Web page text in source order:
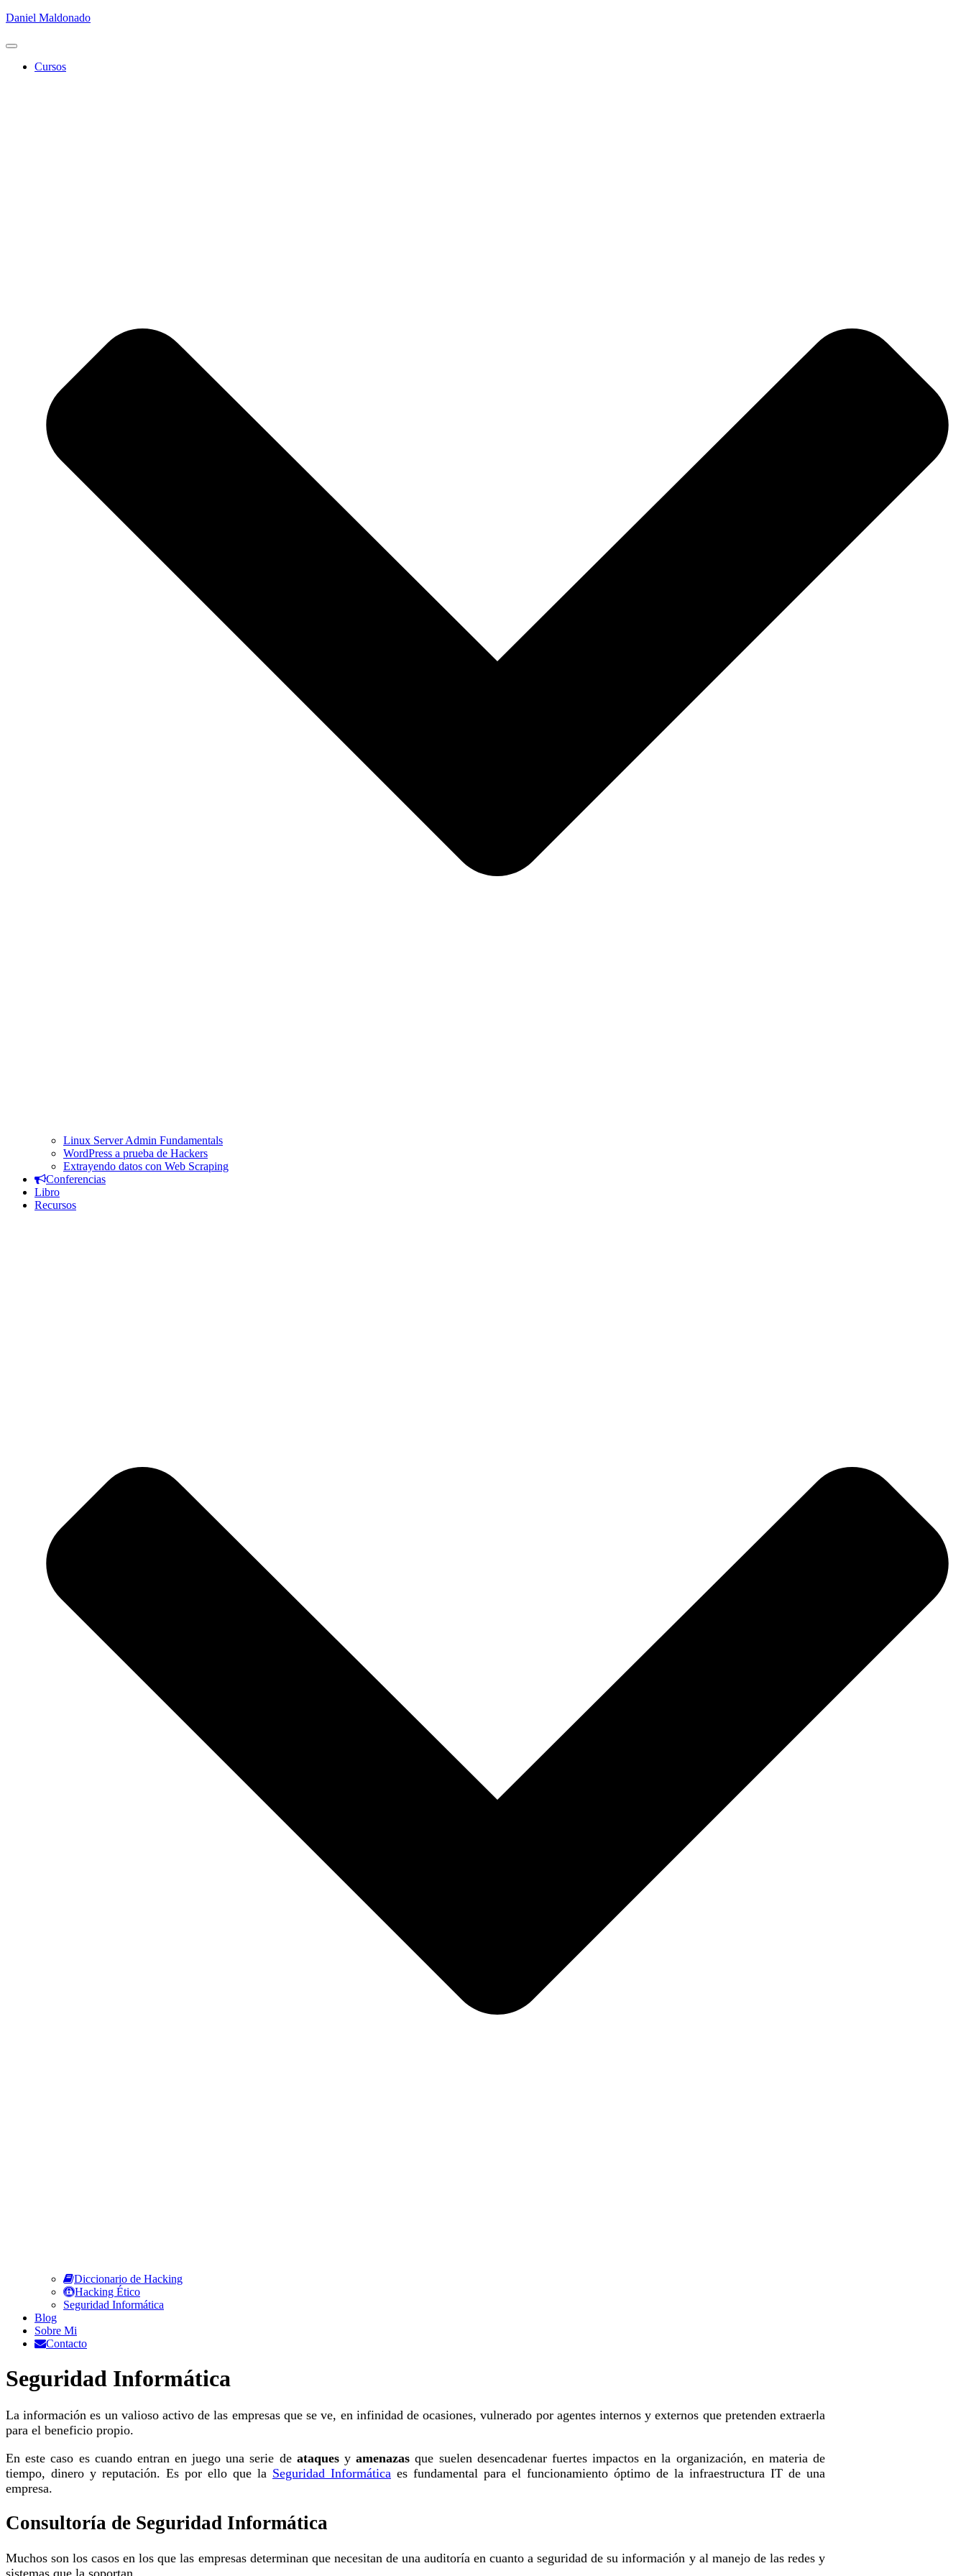
Daniel Maldonado
Cambiar
Cursos
Linux Server Admin Fundamentals
WordPress a prueba de Hackers
Extrayendo datos con Web Scraping
Conferencias
Libro
Recursos
Diccionario de Hacking
Hacking Ético
Seguridad Informática
Blog
Sobre Mi
Contacto
Seguridad Informática
La información es un valioso activo de las empresas que se ve, en infinidad de ocasiones, vulnerado por agentes internos y externos que pretenden extraerla
para el beneficio propio.
En este caso es cuando entran en juego una serie de ataquesyamenazas que suelen desencadenar fuertes impactos en la organización, en materia de
tiempo, dinero y reputación. Es por ello que la Seguridad Informática es fundamental para el funcionamiento óptimo de la infraestructura IT de una
empresa.
Consultoría de Seguridad Informática
Muchos son los casos en los que las empresas determinan que necesitan de una auditoría en cuanto a seguridad de su información y al manejo de las redes y
sistemas que la soportan.